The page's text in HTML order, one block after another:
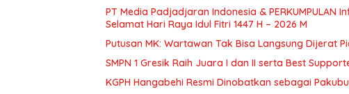
PT Media Padjadjaran Indonesia & PERKUMPULAN
Selamat Hari Raya Idul Fitri 1447 H – 2026 M
Putusan MK: Wartawan Tak Bisa Langsung Dijerat
SMPN 1 Gresik Raih Juara I dan II serta Best
KGPH Hangabehi Resmi Dinobatkan sebagai